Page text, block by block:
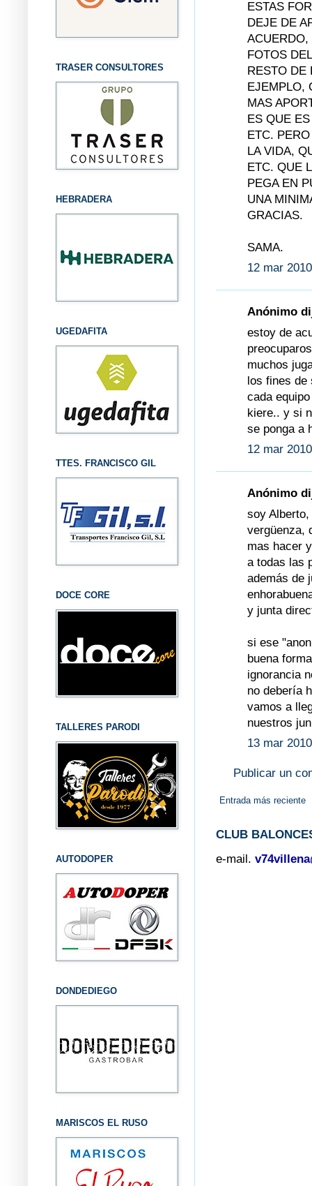
ESTAS
DEJE DE
ACUERDO,
FOTOS
RESTO DE
EJEMPLO,
MAS
ES QUE
ETC.
LA VIDA,
ETC. QUE
PEGA EN
UNA
GRACIAS.
SAMA.
12 mar
Anónimo
estoy de
muchos
los fines de
cada
kiere.. y si
se ponga a
12 mar
Anónimo
soy
vergüenza,
mas hacer
a todas las
además de
y junta
si ese
buena
ignorancia
no debería
vamos a
nuestros
13 mar
Publicar un
Entrada más reciente
CLUB
e-mail.
TRASER CONSULTORES
HEBRADERA
UGEDAFITA
TTES. FRANCISCO GIL
DOCE CORE
TALLERES PARODI
AUTODOPER
DONDEDIEGO
MARISCOS EL RUSO